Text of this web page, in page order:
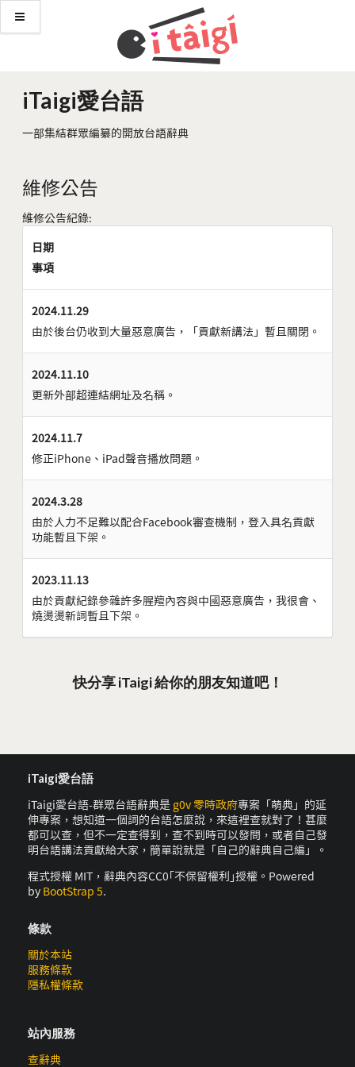
iTaigi愛台語
一部集結群眾編纂的開放台語辭典
維修公告
維修公告紀錄:
日期
事項
2024.11.29
由於後台仍收到大量惡意廣告，「貢獻新講法」暫且關閉。
2024.11.10
更新外部超連結網址及名稱。
2024.11.7
修正iPhone、iPad聲音播放問題。
2024.3.28
由於人力不足難以配合Facebook審查機制，登入具名貢獻
功能暫且下架。
2023.11.13
由於貢獻紀錄參雜許多腥羶內容與中國惡意廣告，我很會、
燒燙燙新詞暫且下架。
快分享 iTaigi 給你的朋友知道吧！
iTaigi愛台語
iTaigi愛台語-群眾台語辭典是 g0v 零時政府專案「萌典」的延
伸專案，想知道一個詞的台語怎麼說，來這裡查就對了！甚麼
都可以查，但不一定查得到，查不到時可以發問，或者自己發
明台語講法貢獻給大家，簡單說就是「自己的辭典自己編」。
程式授權 MIT，辭典內容CC0｢不保留權利｣授權。Powered
by BootStrap 5.
條款
關於本站
服務條款
隱私權條款
站內服務
查辭典